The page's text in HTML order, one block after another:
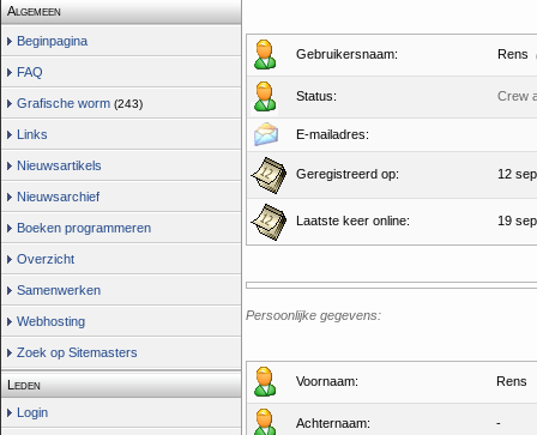
Algemeen
Beginpagina
FAQ
Grafische worm (243)
Links
Nieuwsartikels
Nieuwsarchief
Boeken programmeren
Overzicht
Samenwerken
Webhosting
Zoek op Sitemasters
Leden
Login
Gebruikersnaam: Rens
Status: Crew
E-mailadres:
Geregistreerd op: 12
Laatste keer online: 19
Persoonlijke gegevens:
Voornaam: Rens
Achternaam: -